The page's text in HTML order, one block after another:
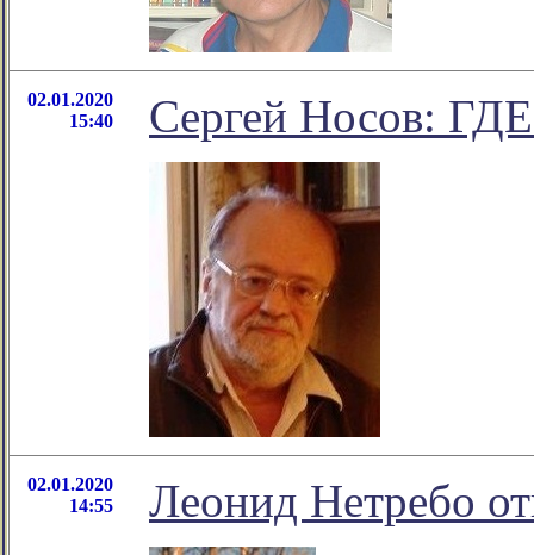
02.01.2020
15:40
Сергей Носов:
02.01.2020
14:55
Леонид Нетребо